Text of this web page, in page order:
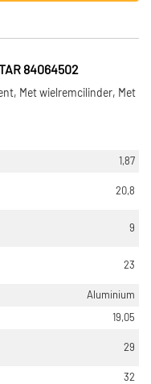
84064502
Met wielremcilinder, Met
1,87
20,8
9
23
Aluminium
19,05
29
32